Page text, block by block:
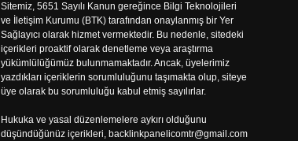
Sitemiz, 5651 Sayılı Kanun gereğince Bilgi Teknolojileri
ve İletişim Kurumu (BTK) tarafından onaylanmış bir Yer
Sağlayıcı olarak hizmet vermektedir. Bu nedenle, sitedeki
içerikleri proaktif olarak denetleme veya araştırma
yükümlülüğümüz bulunmamaktadır. Ancak, üyelerimiz
yazdıkları içeriklerin sorumluluğunu taşımakta olup, siteye
üye olarak bu sorumluluğu kabul etmiş sayılırlar.
Hukuka ve yasal düzenlemelere aykırı olduğunu
düşündüğünüz içerikleri, backlinkpanelicomtr@gmail.com